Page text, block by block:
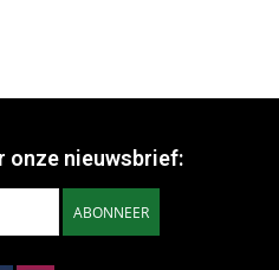
onze nieuwsbrief:
ABONNEER